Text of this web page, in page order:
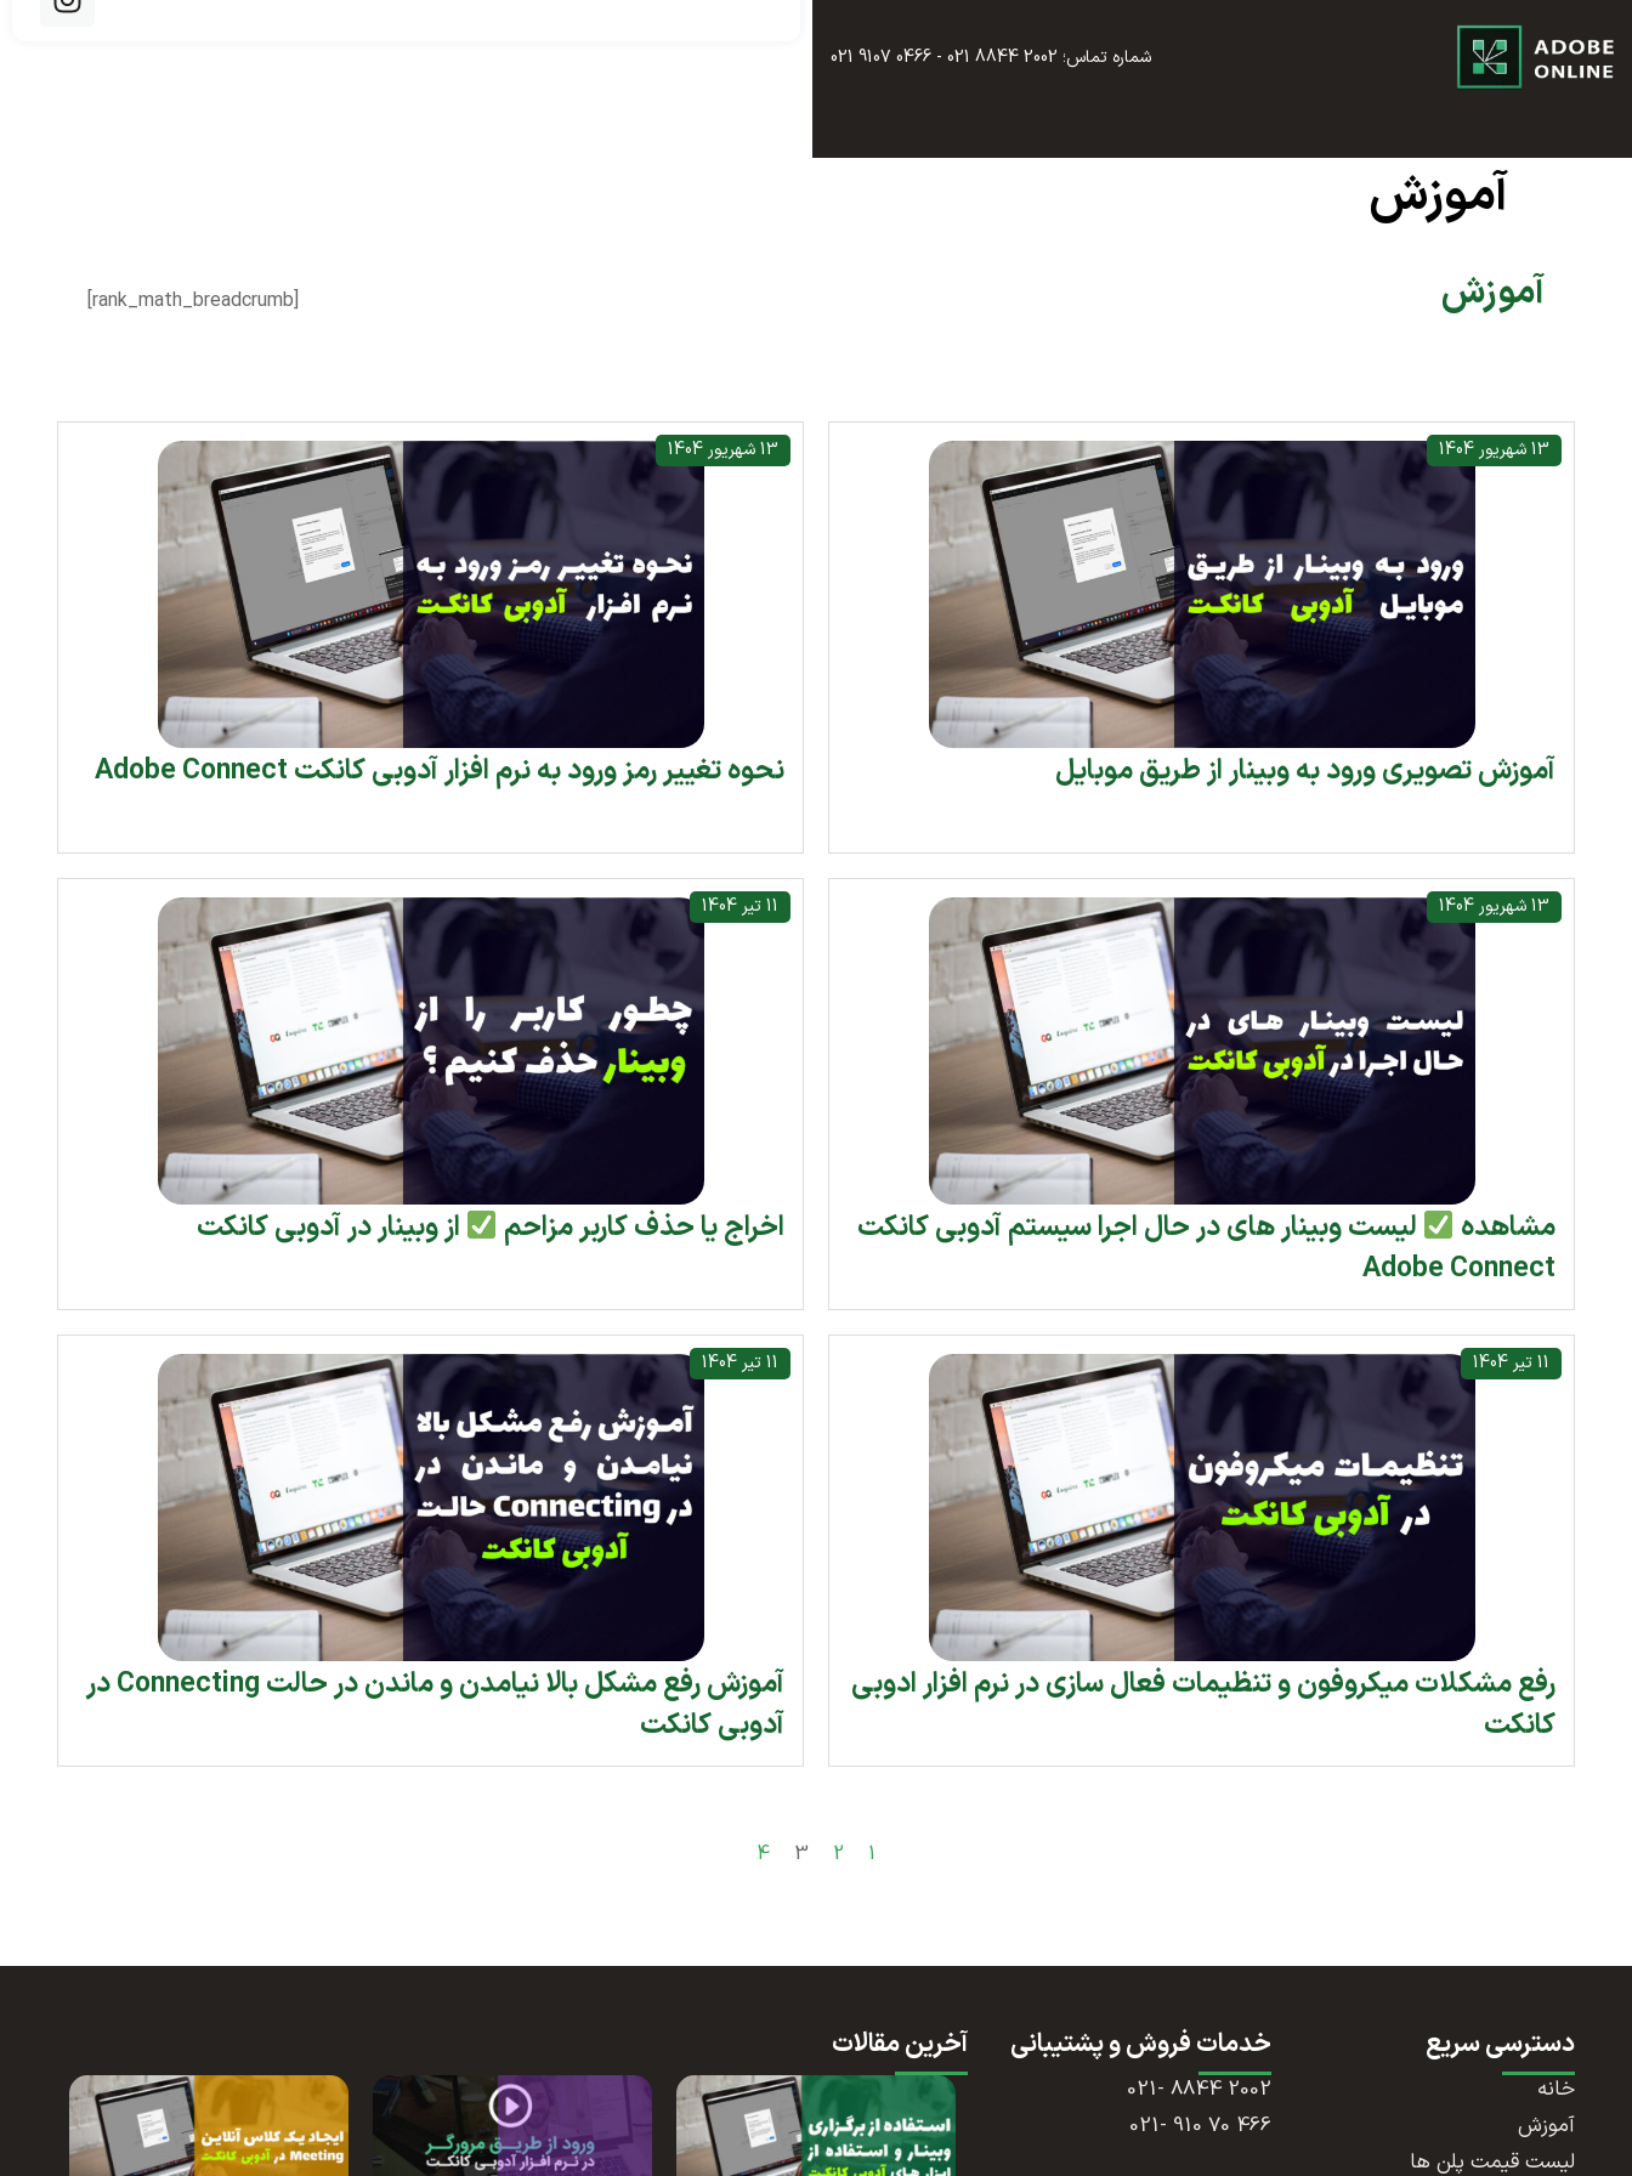
شماره تماس؛ 2002 8844 021 - 0466 9107 021
آموزش
آموزش [rank_math_breadcrumb]
13 شهریور 1404
آموزش تصویری ورود به وبینار از طریق موبایل
13 شهریور 1404
نحوه تغییر رمز ورود به نرم افزار آدوبی کانکت Adobe Connect
13 شهریور 1404
مشاهده
لیست وبینار های در حال اجرا سیستم آدوبی کانکت
Adobe Connect
11 تیر 1404
اخراج یا حذف کاربر مزاحم از وبینار در آدوبی کانکت
11 تیر 1404
رفع مشکلات میکروفون و تنظیمات فعال سازی در نرم افزار ادوبی
کانکت
11 تیر 1404
آموزش رفع مشکل بالا نیامدن و ماندن در حالت Connecting در
آدوبی کانکت
1
2
3
4
دسترسی سریع
خانه
آموزش
لیست قیمت پلن ها
خدمات فروش و پشتیبانی
2002 8844 -021
466 70 910 -021
آخرین مقالات